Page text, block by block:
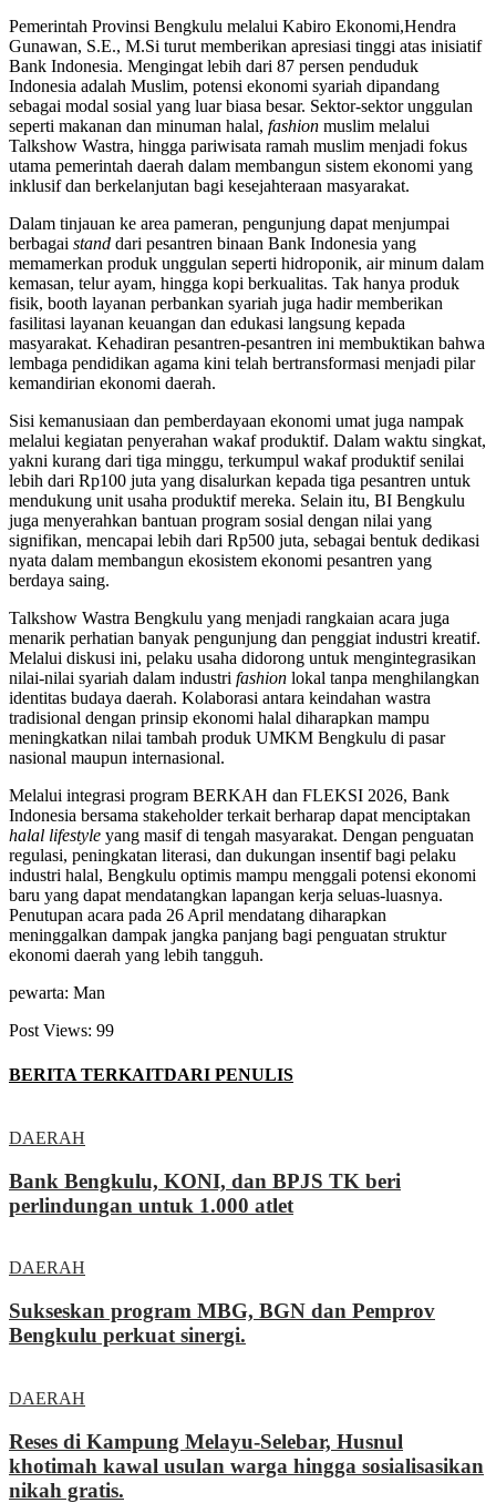
Pemerintah Provinsi Bengkulu melalui Kabiro Ekonomi,Hendra
Gunawan, S.E., M.Si turut memberikan apresiasi tinggi atas inisiatif
Bank Indonesia. Mengingat lebih dari 87 persen penduduk
Indonesia adalah Muslim, potensi ekonomi syariah dipandang
sebagai modal sosial yang luar biasa besar. Sektor-sektor unggulan
seperti makanan dan minuman halal, fashion muslim melalui
Talkshow Wastra, hingga pariwisata ramah muslim menjadi fokus
utama pemerintah daerah dalam membangun sistem ekonomi yang
inklusif dan berkelanjutan bagi kesejahteraan masyarakat.
Dalam tinjauan ke area pameran, pengunjung dapat menjumpai
berbagai stand dari pesantren binaan Bank Indonesia yang
memamerkan produk unggulan seperti hidroponik, air minum dalam
kemasan, telur ayam, hingga kopi berkualitas. Tak hanya produk
fisik, booth layanan perbankan syariah juga hadir memberikan
fasilitasi layanan keuangan dan edukasi langsung kepada
masyarakat. Kehadiran pesantren-pesantren ini membuktikan bahwa
lembaga pendidikan agama kini telah bertransformasi menjadi pilar
kemandirian ekonomi daerah.
Sisi kemanusiaan dan pemberdayaan ekonomi umat juga nampak
melalui kegiatan penyerahan wakaf produktif. Dalam waktu singkat,
yakni kurang dari tiga minggu, terkumpul wakaf produktif senilai
lebih dari Rp100 juta yang disalurkan kepada tiga pesantren untuk
mendukung unit usaha produktif mereka. Selain itu, BI Bengkulu
juga menyerahkan bantuan program sosial dengan nilai yang
signifikan, mencapai lebih dari Rp500 juta, sebagai bentuk dedikasi
nyata dalam membangun ekosistem ekonomi pesantren yang
berdaya saing.
Talkshow Wastra Bengkulu yang menjadi rangkaian acara juga
menarik perhatian banyak pengunjung dan penggiat industri kreatif.
Melalui diskusi ini, pelaku usaha didorong untuk mengintegrasikan
nilai-nilai syariah dalam industri fashion lokal tanpa menghilangkan
identitas budaya daerah. Kolaborasi antara keindahan wastra
tradisional dengan prinsip ekonomi halal diharapkan mampu
meningkatkan nilai tambah produk UMKM Bengkulu di pasar
nasional maupun internasional.
Melalui integrasi program BERKAH dan FLEKSI 2026, Bank
Indonesia bersama stakeholder terkait berharap dapat menciptakan
halal lifestyle yang masif di tengah masyarakat. Dengan penguatan
regulasi, peningkatan literasi, dan dukungan insentif bagi pelaku
industri halal, Bengkulu optimis mampu menggali potensi ekonomi
baru yang dapat mendatangkan lapangan kerja seluas-luasnya.
Penutupan acara pada 26 April mendatang diharapkan
meninggalkan dampak jangka panjang bagi penguatan struktur
ekonomi daerah yang lebih tangguh.
pewarta: Man
Post Views: 99
BERITA TERKAITDARI PENULIS
DAERAH
Bank Bengkulu, KONI, dan BPJS TK beri
perlindungan untuk 1.000 atlet
DAERAH
Sukseskan program MBG, BGN dan Pemprov
Bengkulu perkuat sinergi.
DAERAH
Reses di Kampung Melayu-Selebar, Husnul
khotimah kawal usulan warga hingga sosialisasikan
nikah gratis.